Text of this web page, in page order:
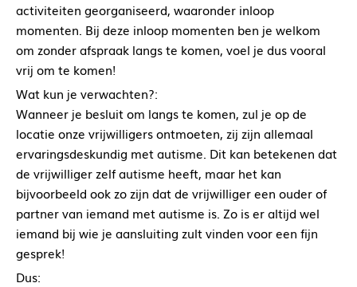
activiteiten georganiseerd, waaronder inloop
momenten. Bij deze inloop momenten ben je welkom
om zonder afspraak langs te komen, voel je dus vooral
vrij om te komen!
Wat kun je verwachten?:
Wanneer je besluit om langs te komen, zul je op de
locatie onze vrijwilligers ontmoeten, zij zijn allemaal
ervaringsdeskundig met autisme. Dit kan betekenen dat
de vrijwilliger zelf autisme heeft, maar het kan
bijvoorbeeld ook zo zijn dat de vrijwilliger een ouder of
partner van iemand met autisme is. Zo is er altijd wel
iemand bij wie je aansluiting zult vinden voor een fijn
gesprek!
Dus: